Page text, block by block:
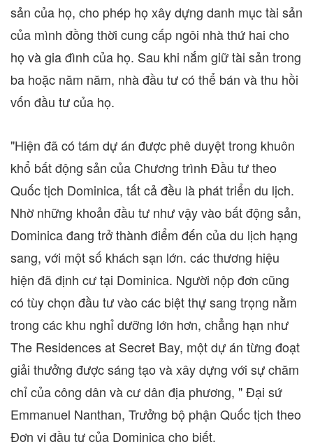
sản của họ, cho phép họ xây dựng danh mục tài sản
của mình đồng thời cung cấp ngôi nhà thứ hai cho
họ và gia đình của họ. Sau khi nắm giữ tài sản trong
ba hoặc năm năm, nhà đầu tư có thể bán và thu hồi
vốn đầu tư của họ.
"Hiện đã có tám dự án được phê duyệt trong khuôn
khổ bất động sản của Chương trình Đầu tư theo
Quốc tịch Dominica, tất cả đều là phát triển du lịch.
Nhờ những khoản đầu tư như vậy vào bất động sản,
Dominicađang trở thành điểm đến của du lịch hạng
sang, với một số khách sạn lớn. các thương hiệu
hiện đã định cư tại Dominica. Người nộp đơn cũng
có tùy chọn đầu tư vào các biệt thự sang trọng nằm
trong các khu nghỉ dưỡng lớn hơn, chẳng hạn như
The Residences at Secret Bay, một dự án từng đoạt
giải thưởng được sáng tạo và xây dựng với sự chăm
chỉ của công dân và cư dân địa phương, " Đại sứ
Emmanuel Nanthan, Trưởng bộ phận Quốc tịch theo
Đơn vị đầu tư của Dominicacho biết.